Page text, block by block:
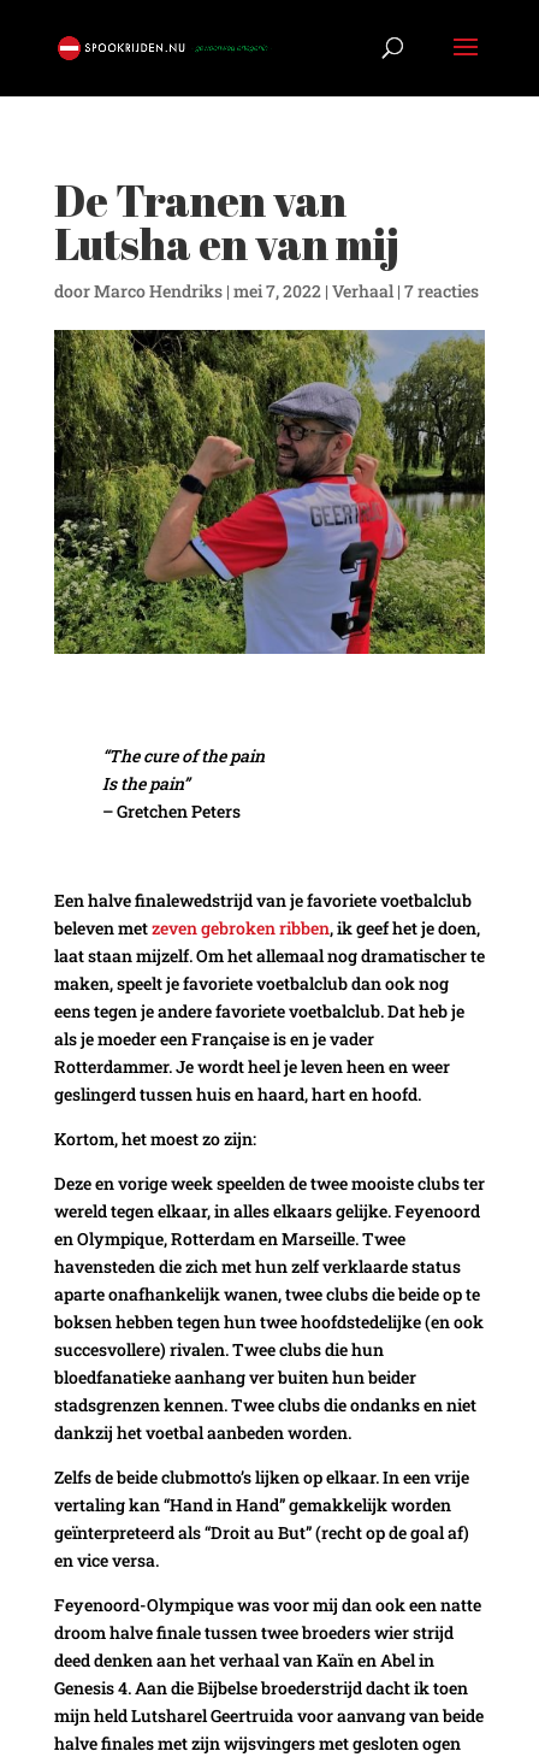
De Tranen van
Lutsha en van mij
doorMarco Hendriks| mei 7, 2022| Verhaal| 7 reacties
“The cure of the pain
Is the pain”
– Gretchen Peters
Een halve finalewedstrijd van je favoriete voetbalclub
beleven metzeven gebroken ribben, ik geef het je doen,
laat staan mijzelf. Om het allemaal nog dramatischer te
maken, speelt je favoriete voetbalclub dan ook nog
eens tegen je andere favoriete voetbalclub. Dat heb je
als je moeder een Française is en je vader
Rotterdammer. Je wordt heel je leven heen en weer
geslingerd tussen huis en haard, hart en hoofd.
Kortom, het moest zo zijn:
Deze en vorige week speelden de twee mooiste clubs ter
wereld tegen elkaar, in alles elkaars gelijke. Feyenoord
en Olympique, Rotterdam en Marseille. Twee
havensteden die zich met hun zelf verklaarde status
aparte onafhankelijk wanen, twee clubs die beide op te
boksen hebben tegen hun twee hoofdstedelijke (en ook
succesvollere) rivalen. Twee clubs die hun
bloedfanatieke aanhang ver buiten hun beider
stadsgrenzen kennen. Twee clubs die ondanks en niet
dankzij het voetbal aanbeden worden.
Zelfs de beide clubmotto’s lijken op elkaar. In een vrije
vertaling kan “Hand in Hand” gemakkelijk worden
geïnterpreteerd als “Droit au But” (recht op de goal af)
en vice versa.
Feyenoord-Olympique was voor mij dan ook een natte
droom halve finale tussen twee broeders wier strijd
deed denken aan het verhaal van Kaïn en Abel in
Genesis 4. Aan die Bijbelse broederstrijd dacht ik toen
mijn held Lutsharel Geertruida voor aanvang van beide
halve finales met zijn wijsvingers met gesloten ogen